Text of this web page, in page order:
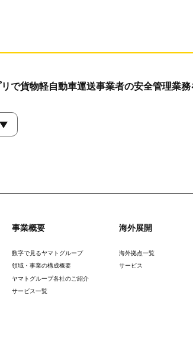
で貨物軽自動車運送事業者の安全管理業
事業概要
数字で見るヤマトグループ
領域・事業の構成概要
ヤマトグループ各社のご紹介
サービス一覧
海外展開
海外拠点一覧
サービス